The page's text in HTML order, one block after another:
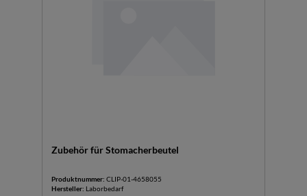
Zubehör für Stomacherbeutel
Produktnummer: CLIP-01-4658055
Hersteller: Laborbedarf